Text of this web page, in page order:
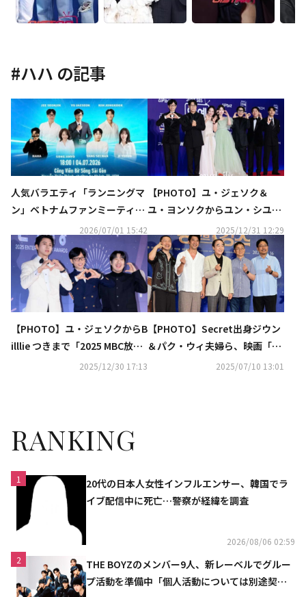
#ハハ の記事
人気バラエティ「ランニングマ
ン」ベトナムファンミーティン
グが急遽中止に…非難の声も
2026/07/01 15:42
【PHOTO】ユ・ジェソク＆
ユ・ヨンソクからユン・シユン
まで「2025 SBS芸能大賞」レ
ッドカーペットに登場
2025/12/31 12:29
【PHOTO】ユ・ジェソクからB
illlie つきまで「2025 MBC放送
芸能大賞」レッドカーペットに
2025/12/30 17:13
【PHOTO】Secret出身ジウン
＆パク・ウィ夫婦ら、映画「キ
ング・オブ・キングス」フォト
2025/07/10 13:01
RANKING
1
20代の日本人女性インフルエンサー、韓国でラ
イブ配信中に死亡…警察が経緯を調査
2026/08/06 02:59
2
THE BOYZのメンバー9人、新レーベルでグルー
プ活動を準備中「個人活動については別途契約